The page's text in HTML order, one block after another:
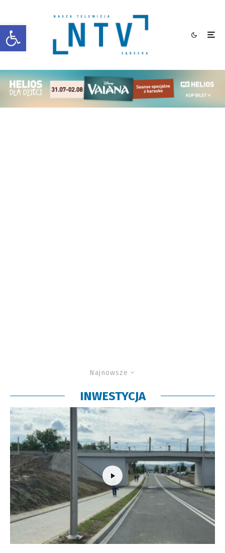
Otwórz pasek narzędzi
Najnowsze
INWESTYCJA